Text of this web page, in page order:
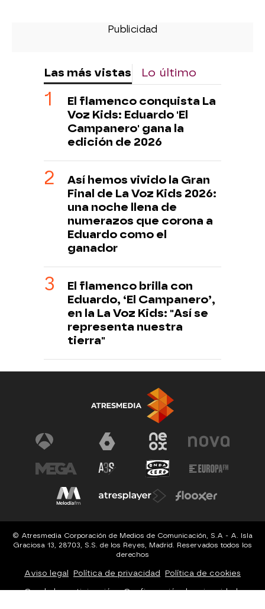
Las más vistas Lo último
El flamenco conquista La
Voz Kids: Eduardo 'El
Campanero' gana la
edición de 2026
Así hemos vivido la Gran
Final de La Voz Kids 2026:
una noche llena de
numerazos que corona a
Eduardo como el
ganador
El flamenco brilla con
Eduardo, ‘El Campanero’,
en la La Voz Kids: "Así se
representa nuestra
tierra"
© Atresmedia Corporación de Medios de Comunicación, S.A - A. Isla
Graciosa 13, 28703, S.S. de los Reyes, Madrid. Reservados todos los
derechos
Aviso legal Política de privacidad Política de cookies
Cond. de participación Configuración de privacidad